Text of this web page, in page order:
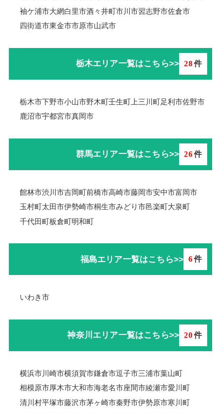
袖ケ浦市大網白里市酒々井町市川市習志野市佐倉市
四街道市東金市市原市山武市
栃木エリア一覧はこちら>> 28件
栃木市下野市小山市野木町壬生町 上三川町足利市佐野市
鹿沼市宇都宮市真岡市
群馬エリア一覧はこちら>> 26件
館林市渋川市吉岡町前橋市高崎市藤岡市安中市富岡市
玉村町太田市伊勢崎市桐生市みどり市邑楽町大泉町
千代田町板倉町明和町
福島エリア一覧はこちら>> 6件
いわき市
神奈川エリア一覧はこちら>> 20件
横浜市川崎市横須賀市鎌倉市逗子市三浦市葉山町
相模原市厚木市大和市海老名市座間市綾瀬市愛川町
清川村平塚市藤沢市茅ヶ崎市秦野市伊勢原市寒川町